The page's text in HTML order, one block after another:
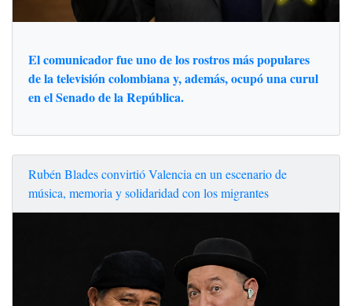
El comunicador fue uno de los rostros más populares
de la televisión colombiana y, además, ocupó una curul
en el Senado de la República.
Rubén Blades convirtió Valencia en un escenario de
música, memoria y solidaridad con los migrantes